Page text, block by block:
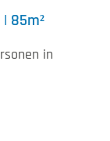
85m²
in